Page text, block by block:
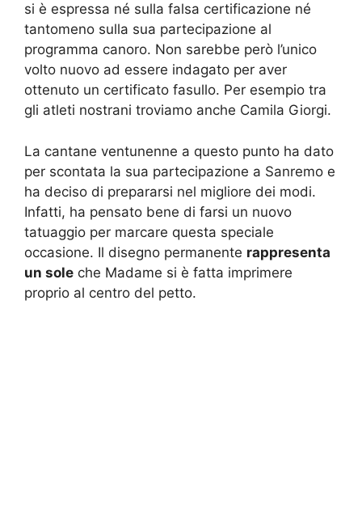
si è espressa né sulla falsa certificazione né
tantomeno sulla sua partecipazione al
programma canoro. Non sarebbe però l’unico
volto nuovo ad essere indagato per aver
ottenuto un certificato fasullo. Per esempio tra
gli atleti nostrani troviamo anche Camila Giorgi.
La cantane ventunenne a questo punto ha dato
per scontata la sua partecipazione a Sanremo e
ha deciso di prepararsi nel migliore dei modi.
Infatti, ha pensato bene di farsi un nuovo
tatuaggio per marcare questa speciale
occasione. Il disegno permanente rappresenta
un sole che Madame si è fatta imprimere
proprio al centro del petto.